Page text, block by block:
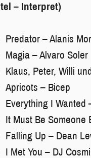
– Interpret)
Predator – Alanis
Magia – Alvaro Soler
Klaus, Peter, Willi
Apricots – Bicep
Everything I Wanted
It Must Be Someone
Falling Up – Dean
I Met You – DJ